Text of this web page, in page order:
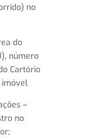
no
do
número
Cartório
imóvel
–
no